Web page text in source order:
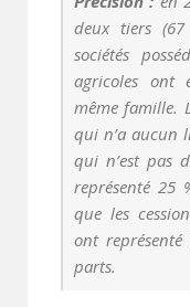
deux tiers
sociétés
agricoles ont
même famille.
qui n’a aucun
qui n’est pas
représenté 25
que les
ont représenté
parts.